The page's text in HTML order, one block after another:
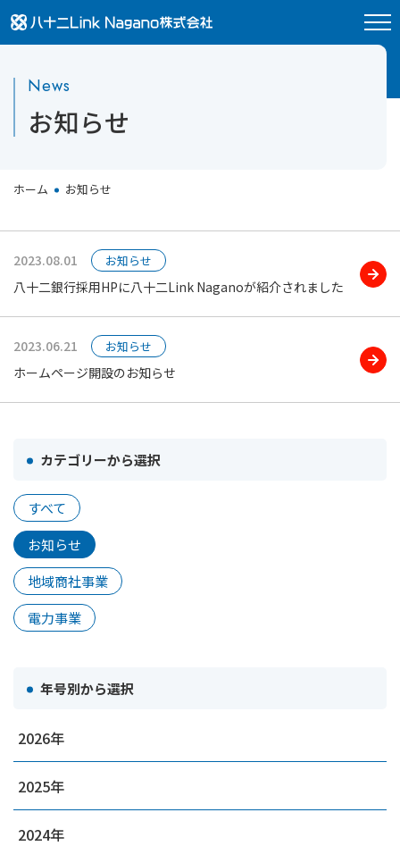
八十二Link Nagano株式会社
News
お知らせ
ホーム お知らせ
カテゴリーから選択
すべて
お知らせ
地域商社事業
電力事業
年号別から選択
2026
2025
2024
2023.08.01 お知らせ
八十二銀行採用HPに八十二Link Naganoが紹介されました
2023.06.21 お知らせ
ホームページ開設のお知らせ